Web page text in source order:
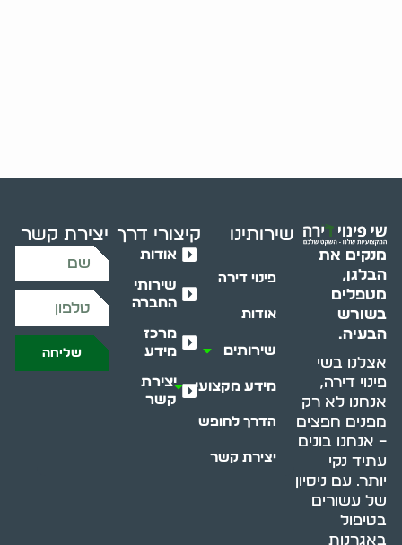
מנקים את
הבלגן,
מטפלים
בשורש
הבעיה.
אצלנו בשי
פינוי דירה,
אנחנו לא רק
מפנים חפצים
– אנחנו בונים
עתיד נקי
יותר. עם ניסיון
של עשורים
בטיפול
באגרנות
שירותינו
פינוי דירה
אודות
שירותים
מידע מקצועי
הדרך לחופש
יצירת קשר
קיצורי דרך
אודות
שירותי
החברה
מרכז
מידע
יצירת
קשר
יצירת קשר
שליחה